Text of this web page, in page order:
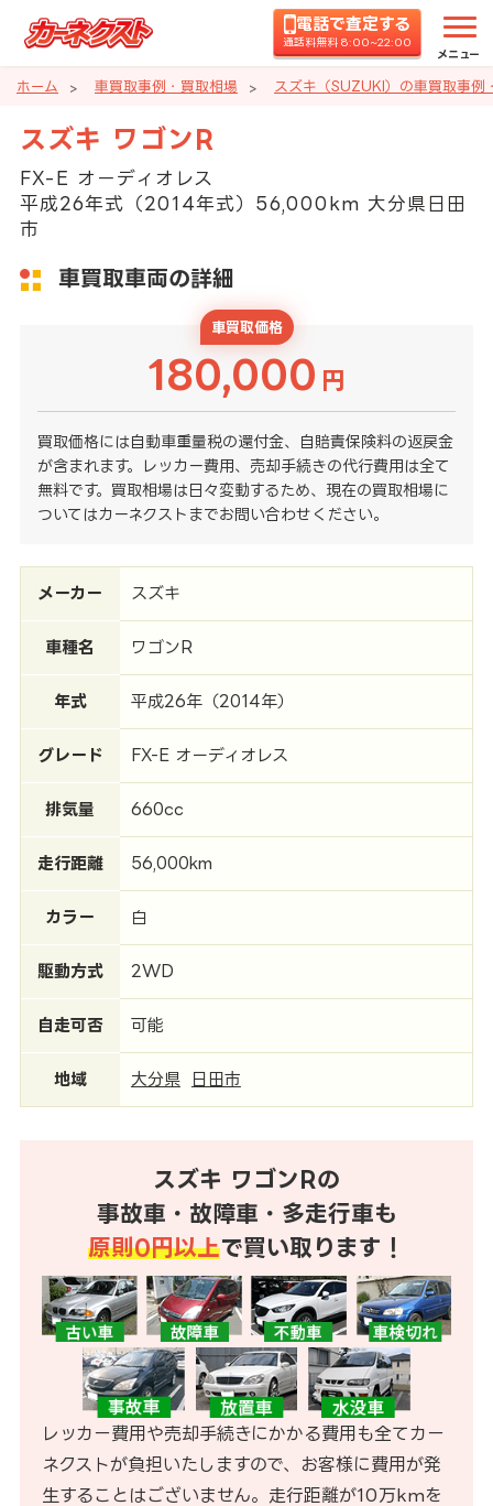
電話で査定する
通話料無料 8:00~22:00
メニュー
ホーム 車買取事例・買取相場 スズキ（SUZUKI）の車買取事例
スズキ ワゴンR
FX-E オーディオレス
平成26年式（2014年式）56,000km 大分県日田
市
車買取車両の詳細
車買取価格
180,000 円
買取価格には自動車重量税の還付金、自賠責保険料の返戻金
が含まれます。レッカー費用、売却手続きの代行費用は全て
無料です。買取相場は日々変動するため、現在の買取相場に
ついてはカーネクストまでお問い合わせください。
メーカー スズキ
車種名 ワゴンR
年式 平成26年（2014年）
グレード FX-E オーディオレス
排気量 660cc
走行距離 56,000km
カラー 白
駆動方式 2WD
自走可否 可能
地域 大分県 日田市
スズキ ワゴンRの
事故車・故障車・多走行車も
原則0円以上で買い取ります！
レッカー費用や売却手続きにかかる費用も全てカー
ネクストが負担いたしますので、お客様に費用が発
生することはございません。走行距離が10万kmを